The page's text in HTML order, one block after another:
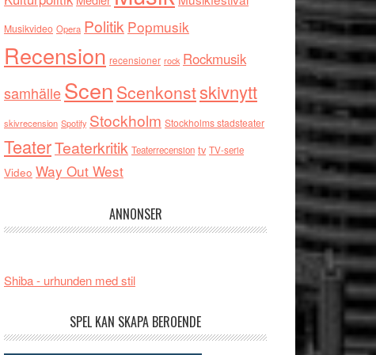
Musikvideo Opera Politik Popmusik
Recension recensioner rock Rockmusik
samhälleScen Scenkonstskivnytt
skivrecension Spotify Stockholm Stockholms stadsteater
TeaterTeaterkritik Teaterrecension tv TV-serie
Video Way Out West
ANNONSER
Shiba - urhunden med stil
SPEL KAN SKAPA BEROENDE